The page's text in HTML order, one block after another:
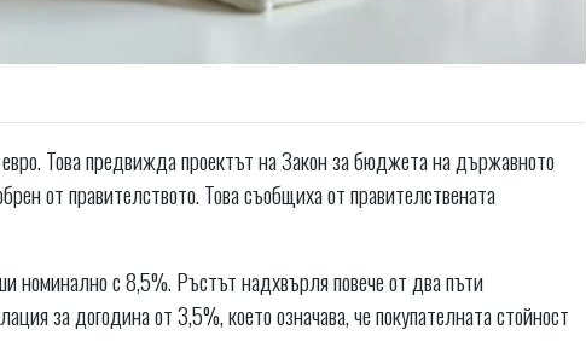
Това предвижда проектът на Закон за бюджета на държавното
от правителството. Това съобщиха от правителствената
номинално с 8,5%. Ръстът надхвърля повече от два пъти
за догодина от 3,5%, което означава, че покупателната стойност